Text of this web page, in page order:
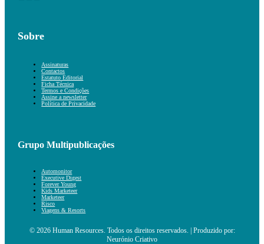
Sobre
Assinaturas
Contactos
Estatuto Editorial
Ficha Técnica
Termos e Condições
Assine a newsletter
Política de Privacidade
Grupo Multipublicações
Automonitor
Executive Digest
Forever Young
Kids Marketeer
Marketeer
Risco
Viagens & Resorts
© 2026 Human Resources. Todos os direitos reservados. | Produzido por:
Neurónio Criativo